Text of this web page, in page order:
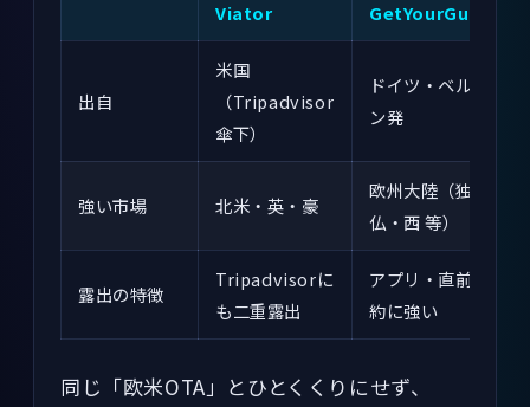
Viator GetYourGuide
出自
米国
（Tripadvisor
傘下）
ドイツ・ベルリ
ン発
強い市場 北米・英・豪
欧州大陸（独・
仏・西 等）
露出の特徴
Tripadvisorに
も二重露出
アプリ・直前予
約に強い
同じ「欧米OTA」とひとくくりにせず、